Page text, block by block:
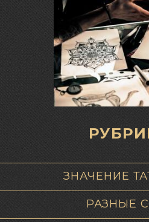
ЗНАЧЕНИЕ
РАЗНЫЕ